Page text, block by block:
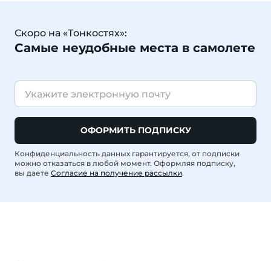
Скоро на «Тонкостях»:
Самые неудобные места в самолете
ОФОРМИТЬ ПОДПИСКУ
Конфиденциальность данных гарантируется, от подписки
можно отказаться в любой момент. Оформляя подписку,
вы даете Согласие на получение рассылки.